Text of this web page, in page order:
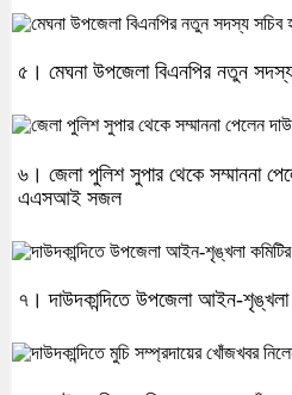
৫। মেঘনা উপজেলা বিএনপির নতুন সদস্য
৬। জেলা পুলিশ সুপার থেকে সম্মাননা
এএসআই সজল
৭। দাউদকান্দিতে উপজেলা আইন-শৃঙ্খলা